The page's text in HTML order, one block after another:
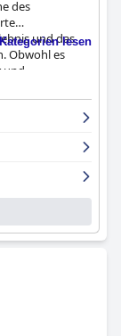
des
und das
Obwohl es
und
der Gäste
imHighlander
Ein Gast
wunderbare
mit dem
zu sein.
lesen